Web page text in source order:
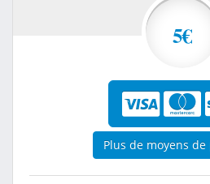
5€
Plus de moyens